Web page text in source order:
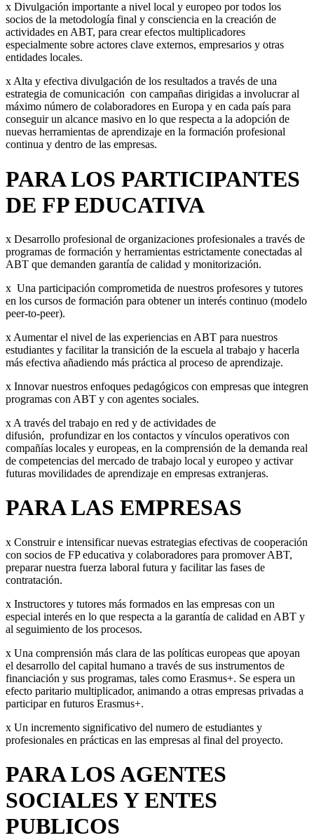
x Divulgación importante a nivel local y europeo por todos los
socios de la metodología final y consciencia en la creación de
actividades en ABT, para crear efectos multiplicadores
especialmente sobre actores clave externos, empresarios y otras
entidades locales.
x Alta y efectiva divulgación de los resultados a través de una
estrategia de comunicación con campañas dirigidas a involucrar al
máximo número de colaboradores en Europa y en cada país para
conseguir un alcance masivo en lo que respecta a la adopción de
nuevas herramientas de aprendizaje en la formación profesional
continua y dentro de las empresas.
PARA LOS PARTICIPANTES
DE FP EDUCATIVA
x Desarrollo profesional de organizaciones profesionales a través de
programas de formación y herramientas estrictamente conectadas al
ABT que demanden garantía de calidad y monitorización.
x Una participación comprometida de nuestros profesores y tutores
en los cursos de formación para obtener un interés continuo (modelo
peer-to-peer).
x Aumentar el nivel de las experiencias en ABT para nuestros
estudiantes y facilitar la transición de la escuela al trabajo y hacerla
más efectiva añadiendo más práctica al proceso de aprendizaje.
x Innovar nuestros enfoques pedagógicos con empresas que integren
programas con ABT y con agentes sociales.
x A través del trabajo en red y de actividades de
difusión, profundizar en los contactos y vínculos operativos con
compañías locales y europeas, en la comprensión de la demanda real
de competencias del mercado de trabajo local y europeo y activar
futuras movilidades de aprendizaje en empresas extranjeras.
PARA LAS EMPRESAS
x Construir e intensificar nuevas estrategias efectivas de cooperación
con socios de FP educativa y colaboradores para promover ABT,
preparar nuestra fuerza laboral futura y facilitar las fases de
contratación.
x Instructores y tutores más formados en las empresas con un
especial interés en lo que respecta a la garantía de calidad en ABT y
al seguimiento de los procesos.
x Una comprensión más clara de las políticas europeas que apoyan
el desarrollo del capital humano a través de sus instrumentos de
financiación y sus programas, tales como Erasmus+. Se espera un
efecto paritario multiplicador, animando a otras empresas privadas a
participar en futuros Erasmus+.
x Un incremento significativo del numero de estudiantes y
profesionales en prácticas en las empresas al final del proyecto.
PARA LOS AGENTES
SOCIALES Y ENTES
PUBLICOS